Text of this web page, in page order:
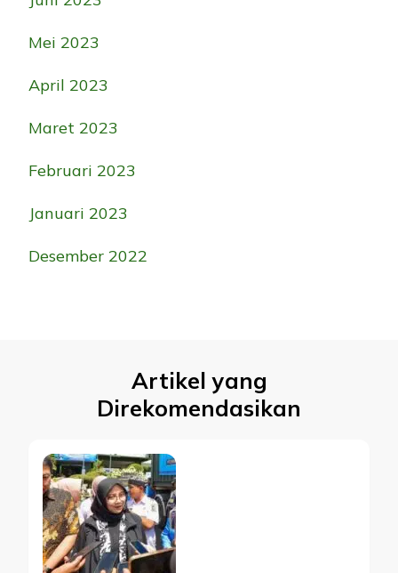
Mei 2023
April 2023
Maret 2023
Februari 2023
Januari 2023
Desember 2022
Artikel yang
Direkomendasikan